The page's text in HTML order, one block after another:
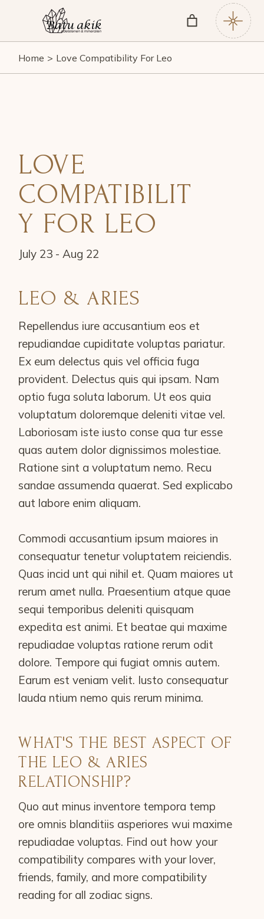
Home Love Compatibility For Leo
LOVE
COMPATIBILIT
Y FOR LEO
July 23 - Aug 22
LEO & ARIES
Repellendus iure accusantium eos et
repudiandae cupiditate voluptas pariatur.
Ex eum delectus quis vel officia fuga
provident. Delectus quis qui ipsam. Nam
optio fuga soluta laborum. Ut eos quia
voluptatum doloremque deleniti vitae vel.
Laboriosam iste iusto conse qua tur esse
quas autem dolor dignissimos molestiae.
Ratione sint a voluptatum nemo. Recu
sandae assumenda quaerat. Sed explicabo
aut labore enim aliquam.
Commodi accusantium ipsum maiores in
consequatur tenetur voluptatem reiciendis.
Quas incid unt qui nihil et. Quam maiores ut
rerum amet nulla. Praesentium atque quae
sequi temporibus deleniti quisquam
expedita est animi. Et beatae qui maxime
repudiadae voluptas ratione rerum odit
dolore. Tempore qui fugiat omnis autem.
Earum est veniam velit. Iusto consequatur
lauda ntium nemo quis rerum minima.
WHAT'S THE BEST ASPECT OF
THE LEO & ARIES
RELATIONSHIP?
Quo aut minus inventore tempora temp
ore omnis blanditiis asperiores wui maxime
repudiadae voluptas. Find out how your
compatibility compares with your lover,
friends, family, and more compatibility
reading for all zodiac signs.